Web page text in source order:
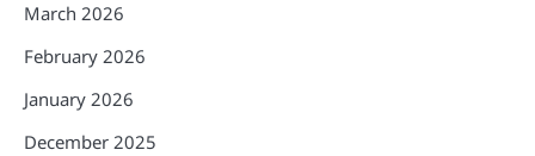
March 2026
February 2026
January 2026
December 2025